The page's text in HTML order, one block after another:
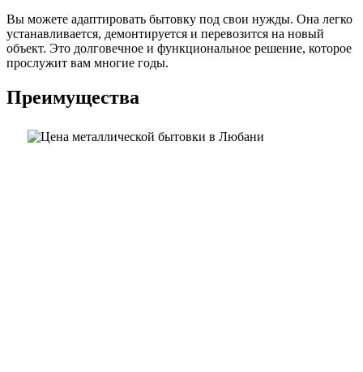
Вы можете адаптировать бытовку под свои нужды. Она легко
устанавливается, демонтируется и перевозится на новый
объект. Это долговечное и функциональное решение, которое
прослужит вам многие годы.
Преимущества